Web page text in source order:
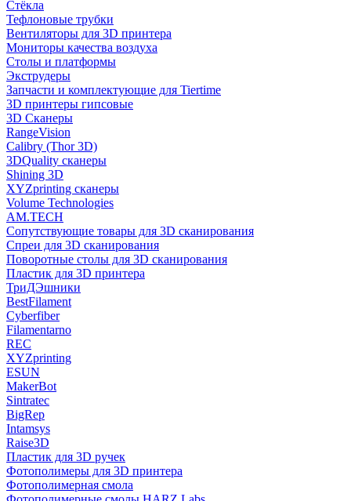
Cтёкла
Тефлоновые трубки
Вентиляторы для 3D принтера
Мониторы качества воздуха
Столы и платформы
Экструдеры
Запчасти и комплектующие для Tiertime
3D принтеры гипсовые
3D Сканеры
RangeVision
Calibry (Thor 3D)
3DQuality сканеры
Shining 3D
XYZprinting сканеры
Volume Technologies
AM.TECH
Сопутствующие товары для 3D сканирования
Спреи для 3D сканирования
Поворотные столы для 3D сканирования
Пластик для 3D принтера
ТриДЭшники
BestFilament
Cyberfiber
Filamentarno
REC
XYZprinting
ESUN
MakerBot
Sintratec
BigRep
Intamsys
Raise3D
Пластик для 3D ручек
Фотополимеры для 3D принтера
Фотополимерная смола